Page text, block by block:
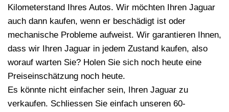
Kilometerstand Ihres Autos. Wir möchten Ihren Jaguar
auch dann kaufen, wenn er beschädigt ist oder
mechanische Probleme aufweist. Wir garantieren Ihnen,
dass wir Ihren Jaguar in jedem Zustand kaufen, also
worauf warten Sie? Holen Sie sich noch heute eine
Preiseinschätzung noch heute.
Es könnte nicht einfacher sein, Ihren Jaguar zu
verkaufen. Schliessen Sie einfach unseren 60-